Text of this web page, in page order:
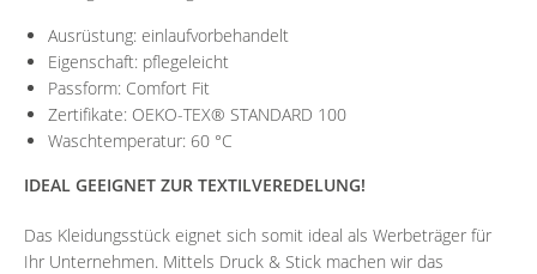
Ausrüstung: einlaufvorbehandelt
Eigenschaft: pflegeleicht
Passform: Comfort Fit
Zertifikate: OEKO-TEX® STANDARD 100
Waschtemperatur: 60 °C
IDEAL GEEIGNET ZUR TEXTILVEREDELUNG!
Das Kleidungsstück eignet sich somit ideal als Werbeträger für
Ihr Unternehmen. Mittels Druck & Stick machen wir das